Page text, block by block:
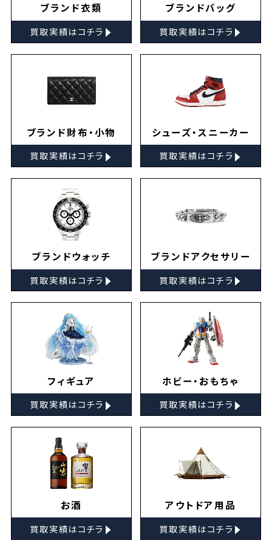
ブランド衣類
買取実績はコチラ ▸
ブランドバッグ
買取実績はコチラ ▸
ブランド財布・小物
買取実績はコチラ ▸
シューズ・スニーカー
買取実績はコチラ ▸
ブランドウォッチ
買取実績はコチラ ▸
ブランドアクセサリー
買取実績はコチラ ▸
フィギュア
買取実績はコチラ ▸
ホビー・おもちゃ
買取実績はコチラ ▸
お酒
買取実績はコチラ ▸
アウトドア用品
買取実績はコチラ ▸